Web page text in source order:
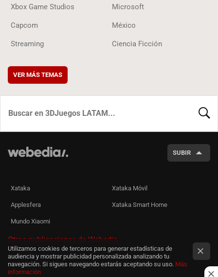
Xbox Game Studios Microsoft
Capcom México
Streaming Ciencia Ficción
VER MÁS TEMAS
SUBIR
Xataka Xataka Móvil
Applesfera Xataka Smart Home
Mundo Xiaomi
Otras publicaciones de Webedia
Utilizamos cookies de terceros para generar estadísticas de
audiencia y mostrar publicidad personalizada analizando tu
navegación. Si sigues navegando estarás aceptando su uso. Más
información